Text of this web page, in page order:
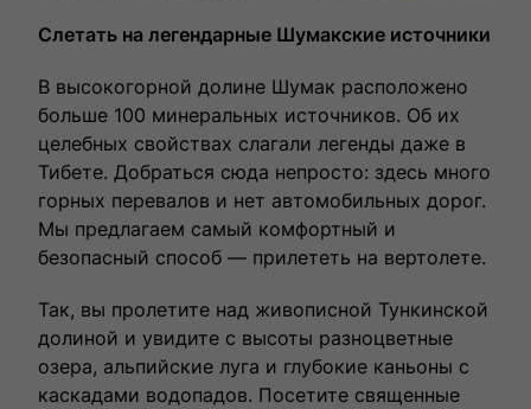
Слетать на легендарные Шумакские источники
В высокогорной долине Шумак расположено
больше 100 минеральных источников. Об их
целебных свойствах слагали легенды даже в
Тибете. Добраться сюда непросто: здесь много
горных перевалов и нет автомобильных дорог.
Мы предлагаем самый комфортный и
безопасный способ — прилететь на вертолете.
Так, вы пролетите над живописной Тункинской
долиной и увидите с высоты разноцветные
озера, альпийские луга и глубокие каньоны с
каскадами водопадов. Посетите священные